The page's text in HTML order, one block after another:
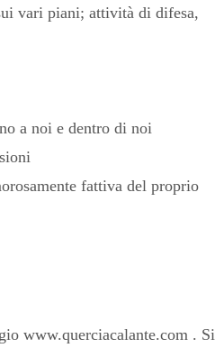
vari piani; attività di difesa,
a noi e dentro di noi
fattiva del proprio
www.querciacalante.com . Si